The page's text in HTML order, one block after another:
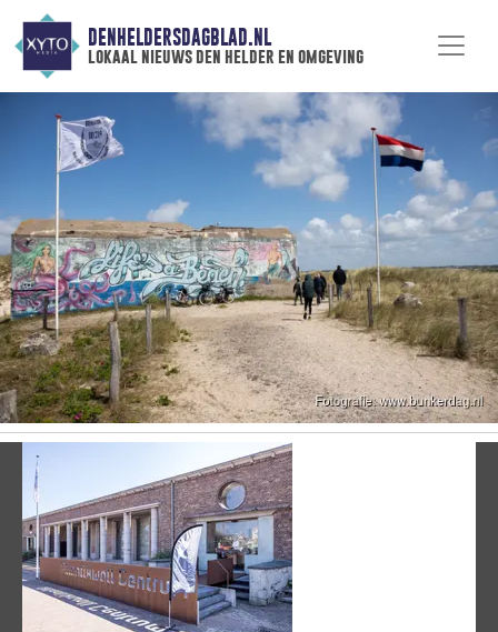
DENHELDERSDAGBLAD.NL
lokaal nieuws den helder en omgeving
Vorige